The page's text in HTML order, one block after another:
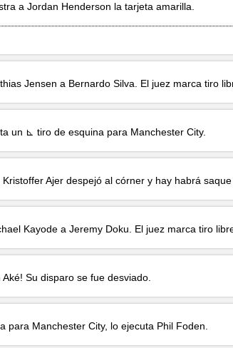
aJordan Henderson la tarjeta amarilla.
Jensen a Bernardo Silva . El juez marca tiro
un ⊾ tiro de esquina para Manchester City.
Kristoffer Ajer despejó al córner y hay habrá
Kayode aJeremy Doku . El juez marca tiro
Aké! Su disparo se fue desviado.
para Manchester City, lo ejecuta Phil Foden